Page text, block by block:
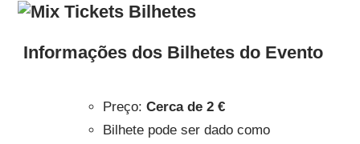
Bilhetes
Informações dos Bilhetes do Evento
Preço: Cerca de 2 €
Bilhete pode ser dado como